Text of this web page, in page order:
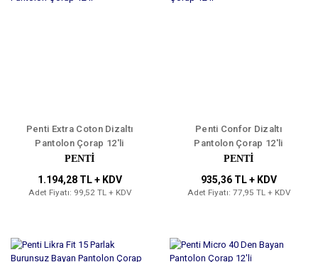
Penti Extra Coton Dizaltı
Pantolon Çorap 12'li
PENTİ
1.194,28 TL + KDV
Adet Fiyatı: 99,52 TL + KDV
Penti Confor Dizaltı
Pantolon Çorap 12'li
PENTİ
935,36 TL + KDV
Adet Fiyatı: 77,95 TL + KDV